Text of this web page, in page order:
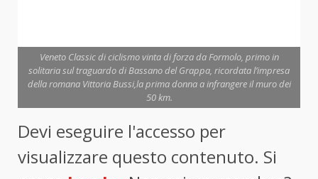
Veneto Classic di ciclismo vinta di forza da Formolo, primo in
solitaria sul traguardo di Bassano del Grappa, ricordata l’impresa
della romana Vittoria Bussi,la prima donna a infrangere il muro dei
50 km.
Devi eseguire l'accesso per
visualizzare questo contenuto. Si